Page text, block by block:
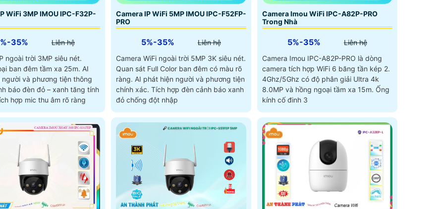
WiFi 3MP IMOU IPC-F32P-
35%
Liên hệ
ngoài trời 3MP siêu nét.
ban đêm tầm xa 25m. AI
người và phương tiện thông
báo đèn đỏ – xanh tăng tính
hợp mic thu âm rõ ràng
Camera IP WiFi 5MP IMOU IPC-F52FP-
PRO
5%-35%
Liên hệ
Camera WiFi ngoài trời 5MP 3K siêu nét.
Quan sát Full Color ban đêm có màu rõ
ràng. AI phát hiện người và phương tiện
chính xác. Tích hợp đèn cảnh báo xanh
đỏ chống đột nhập
Camera Imou WiFi IPC-A82P-PRO
Trong Nhà
5%-35%
Liên hệ
Camera Imou IPC-A82P-PRO là dòng
camera tích hợp WiFi 6 băng tần kép 2.
4Ghz/5Ghz có độ phân giải Ultra 4k
8.0MP và hồng ngoại tầm xa 15m. Ống
kính cố đinh 3